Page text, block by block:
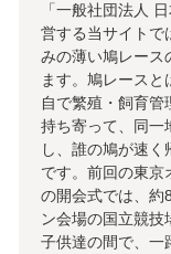
「一般社団法人
営する当サイトで
みの薄い鳩レース
ます。鳩レース
自で繁殖・飼育管
持ち寄って、同一
し、誰の鳩が速
です。前回の東京
の開会式では、約
ン会場の国立競技
子供達の間で、一